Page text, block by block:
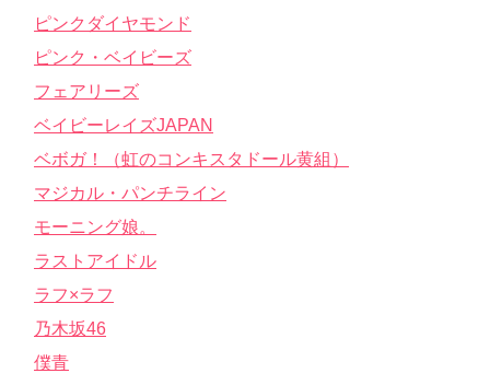
ピンクダイヤモンド
ピンク・ベイビーズ
フェアリーズ
ベイビーレイズJAPAN
ベボガ！（虹のコンキスタドール黄組）
マジカル・パンチライン
モーニング娘。
ラストアイドル
ラフ×ラフ
乃木坂46
僕青